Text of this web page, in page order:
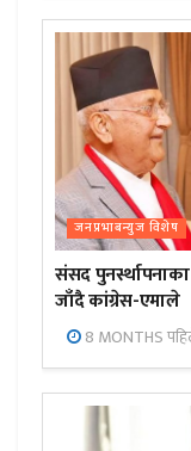
जनप्रभाबन्युज विशेष
संसद
जाँदै कांग्रेस-एमाले
8 MONTHS